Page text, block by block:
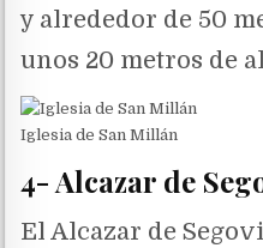
y alrededor de 50
unos 20 metros de
Iglesia de San Millán
4- Alcazar de
El Alcazar de